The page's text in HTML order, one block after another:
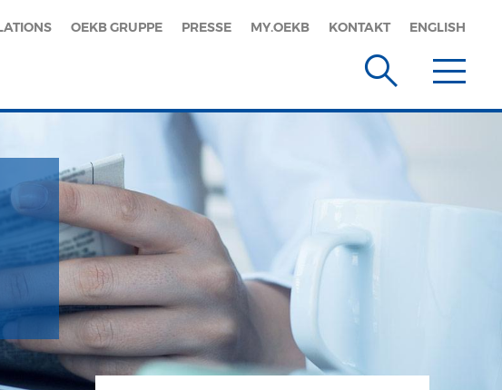
OEKB GRUPPE PRESSE MY.OEKB KONTAKT ENGLISH